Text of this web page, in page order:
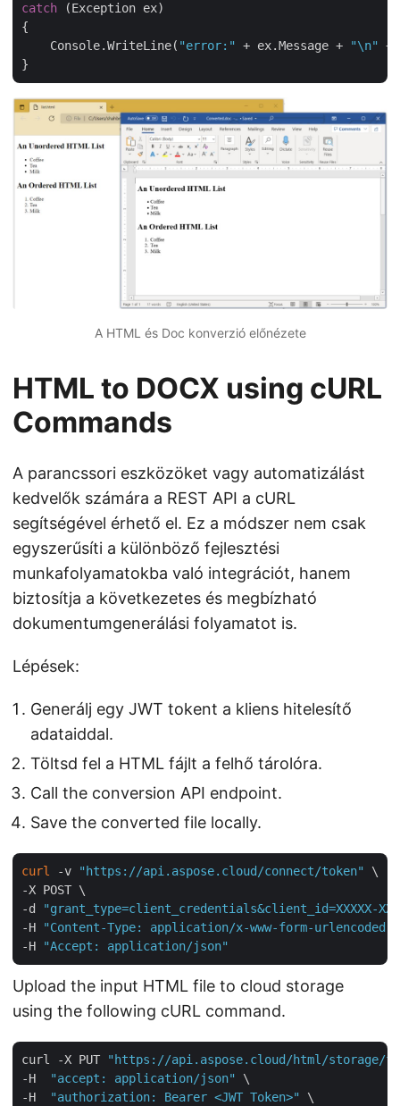
catch (Exception ex)
{
    Console.WriteLine(
"error:" + ex.Message + "\n"
+
A HTML és Doc konverzió előnézete
HTML to DOCX using cURL
Commands
A parancssori eszközöket vagy automatizálást
kedvelők számára a REST API a cURL
segítségével érhető el. Ez a módszer nem csak
egyszerűsíti a különböző fejlesztési
munkafolyamatokba való integrációt, hanem
biztosítja a következetes és megbízható
dokumentumgenerálási folyamatot is.
Lépések:
Generálj egy JWT tokent a kliens hitelesítő
adataiddal.
Töltsd fel a HTML fájlt a felhő tárolóra.
Call the conversion API endpoint.
Save the converted file locally.
curl -v "https://api.aspose.cloud/connect/token"
\
-X POST \
-d
"grant_type=client_credentials&client_id=XXXXX-XXXX-
-H
"Content-Type: application/x-www-form-urlencoded"
-H
"Accept: application/json"
Upload the input HTML file to cloud storage
using the following cURL command.
curl -X PUT
"https://api.aspose.cloud/html/storage/
-H
"accept: application/json"
\
-H
"authorization: Bearer <JWT Token>"
\